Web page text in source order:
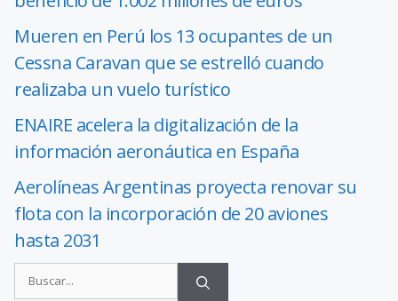
Mueren en Perú los 13 ocupantes de un
Cessna Caravan que se estrelló cuando
realizaba un vuelo turístico
ENAIRE acelera la digitalización de la
información aeronáutica en España
Aerolíneas Argentinas proyecta renovar su
flota con la incorporación de 20 aviones
hasta 2031